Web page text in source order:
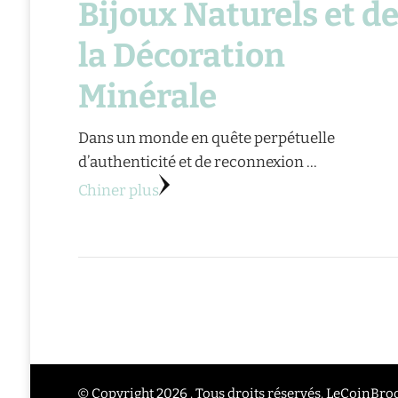
Bijoux Naturels et de
la Décoration
Minérale
Dans un monde en quête perpétuelle
d’authenticité et de reconnexion …
Chiner plus
© Copyright 2026 . Tous droits réservés.